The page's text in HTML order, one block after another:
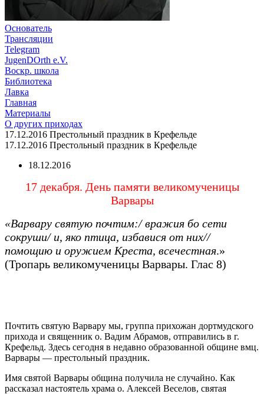
Основатель
Трансляции
Telegram
JugenDOrth e.V.
Воскр. школа
Библиотека
Лавка
Главная
Материалы
О других приходах
17.12.2016 Престольный праздник в Крефельде
17.12.2016 Престольный праздник в Крефельде
18.12.2016
17 декабря. День памяти великомученицы
Варвары
«Варвару святую почтим:/ вражия бо сети
сокруши/ и, яко птица, избавися от них//
помощию и оружием Креста, всечестная.»
(Тропарь великомученицы Варвары. Глас 8)
Почтить святую Варвару мы, группа прихожан дортмудского
прихода и священник о. Вадим Абрамов, отправились в г.
Крефельд. Здесь сегодня в недавно образованной общине вмц.
Варвары — престольный праздник.
Имя святой Варвары община получила не случайно. Как
рассказал настоятель храма о. Алексей Веселов, святая